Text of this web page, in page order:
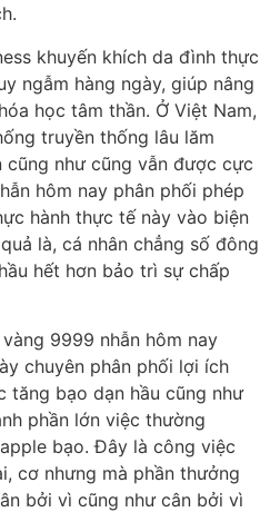
khuyến khích da đình thực
ngẫm hàng ngày, giúp nâng
học tâm thần. Ở Việt Nam,
truyền thống lâu lăm
như cũng vẫn được cực
hôm nay phân phối phép
hành thực tế này vào biện
là, cá nhân chẳng số đông
hết hơn bảo trì sự chấp
9999 nhẫn hôm nay
chuyên phân phối lợi ích
bạo dạn hầu cũng như
phần lớn việc thường
bạo. Đây là công việc
cơ nhưng mà phần thưởng
bởi vì cũng như cân bởi vì